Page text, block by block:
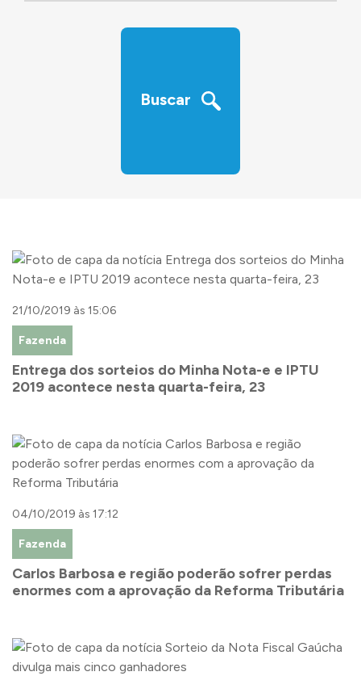
‹›
Buscar
21/10/2019 às 15:06
Fazenda
Entrega dos sorteios do Minha Nota-e e IPTU
2019 acontece nesta quarta-feira, 23
04/10/2019 às 17:12
Fazenda
Carlos Barbosa e região poderão sofrer perdas
enormes com a aprovação da Reforma Tributária